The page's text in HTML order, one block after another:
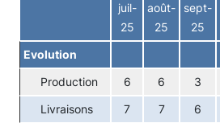
juil-
25
août-
25
sept-
25
Evolution
Production 6 6 3
Livraisons 7 7 6